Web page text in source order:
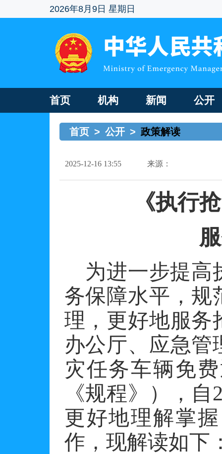
2026年8月9日 星期日
首页 机构 新闻 公开
首页 > 公开 > 政策解读
2025-12-16 13:55 来源：
《执行
为进一步提高
务保障水平，规
理，更好地服务
办公厅、应急管
灾任务车辆免
《规程》），自
更好地理解掌
作，现解读如下